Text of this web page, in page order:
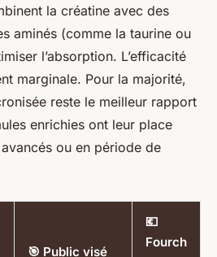
la créatine avec des
aminés (comme la taurine ou
l’absorption. L’efficacité
marginale. Pour la majorité,
reste le meilleur rapport
enrichies ont leur place
ou en période de
🎯 Public visé
💶
Fourch